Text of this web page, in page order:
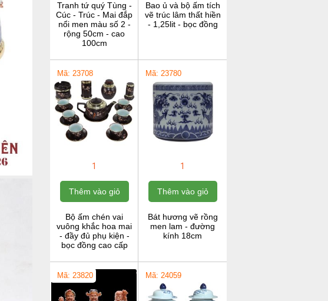
Tranh tứ quý Tùng -
Cúc - Trúc - Mai đắp
nổi men màu số 2 -
rộng 50cm - cao
100cm
Bao ủ và bộ ấm tích
vẽ trúc lâm thất hiền
- 1,25lit - bọc đồng
Mã: 23708
1
Thêm vào giỏ
Bộ ấm chén vai
vuông khắc hoa mai
- đầy đủ phụ kiện -
bọc đồng cao cấp
Mã: 23780
1
Thêm vào giỏ
Bát hương vẽ rồng
men lam - đường
kính 18cm
Mã: 23820 Mã: 24059